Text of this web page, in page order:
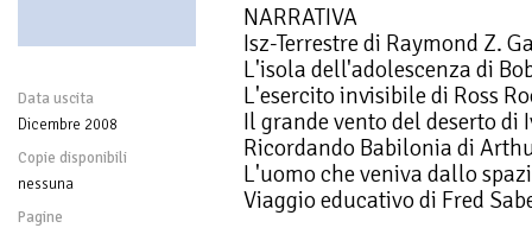
Data uscita
Dicembre 2008
Copie disponibili
nessuna
Pagine
NARRATIVA
Isz-Terrestre di Raymond Z.
L'isola dell'adolescenza di
L'esercito invisibile di Ross
Il grande vento del deserto di
Ricordando Babilonia di
L'uomo che veniva dallo
Viaggio educativo di Fred